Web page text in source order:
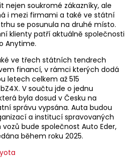
nejen soukromé zákazníky, ale
i mezi firmami a také ve státní
se posunula na druhé místo.
klienty patří aktuálně společnosti
Anytime.
ve třech státních tendrech
financí, v rámci kterých dodá
letech celkem až 515
V součtu jde o jednu
byla dosud v Česku na
správu vypsána. Auta budou
a institucí spravovaných
bude společnost Auto Eder,
během roku 2025.